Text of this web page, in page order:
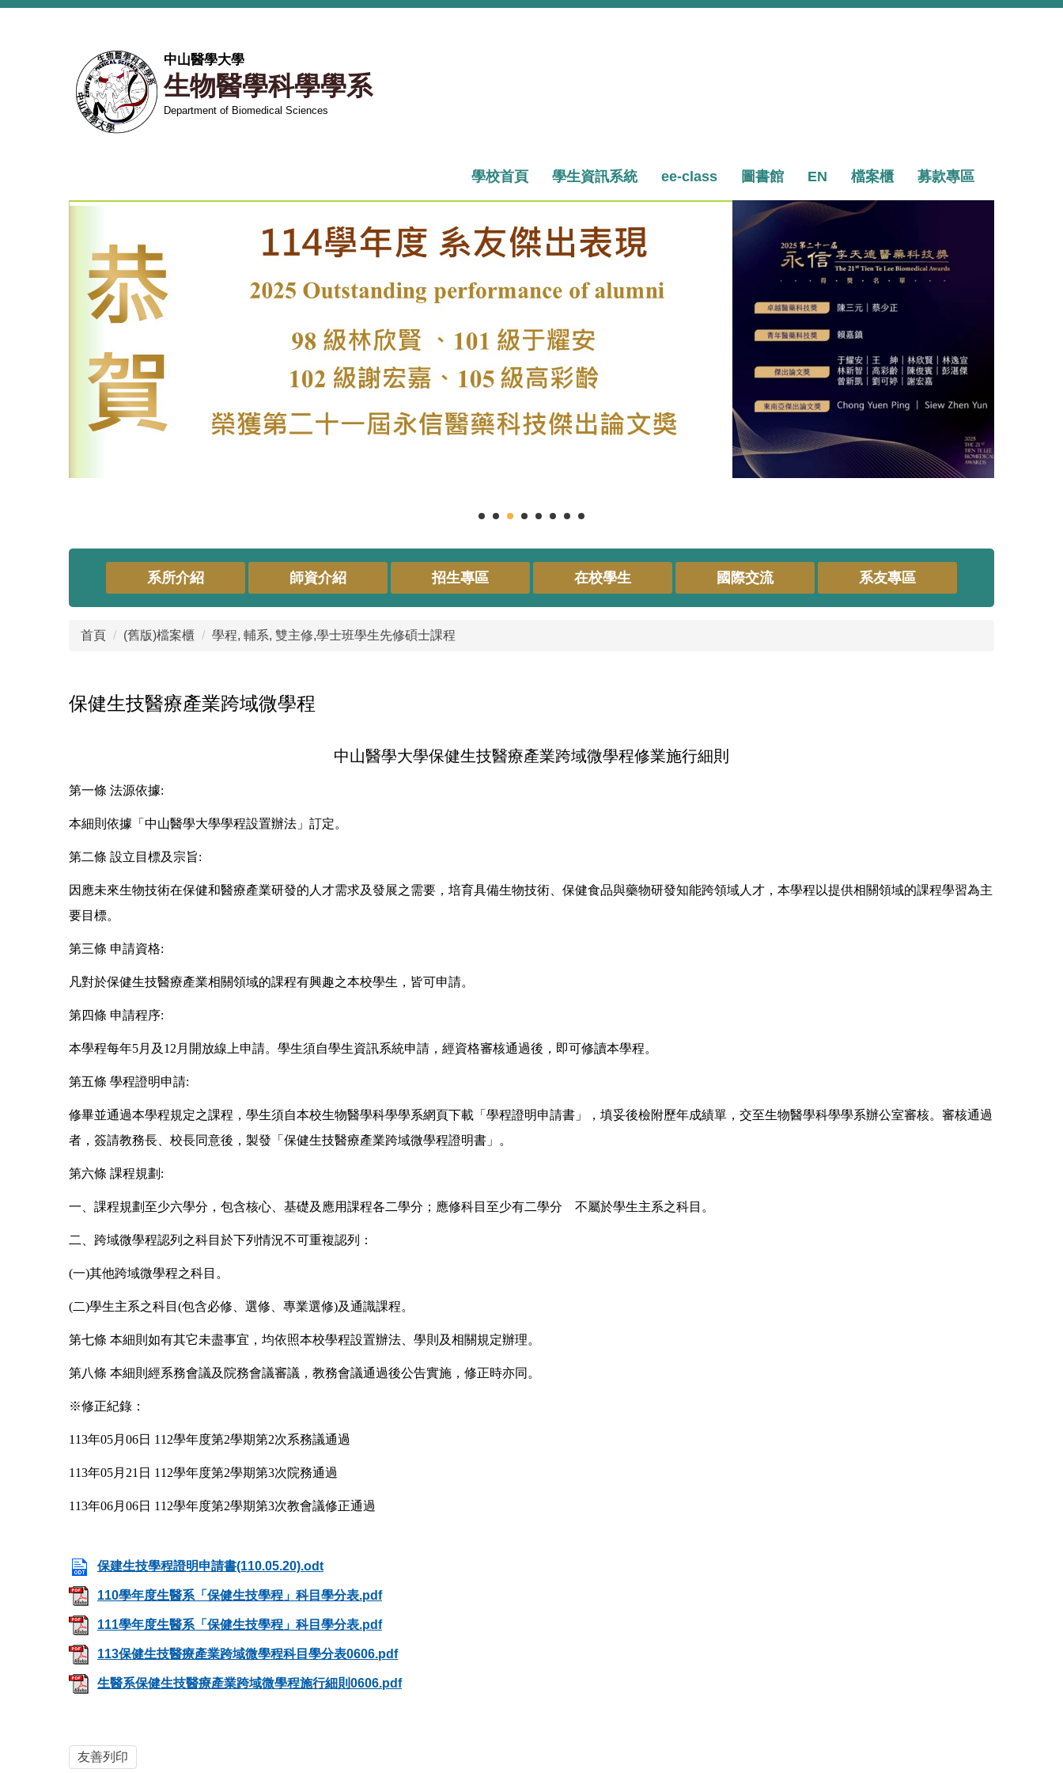
跳
中山醫學大學
生物醫學科學學系
Department of Biomedical Sciences
學校首頁 學生資訊系統 ee-class 圖書館 EN 檔案櫃 募款專區
系所介紹 師資介紹 招生專區 在校學生 國際交流 系友專區
首頁 (舊版)檔案櫃 學程, 輔系, 雙主修,學士班學生先修碩士課程
保健生技醫療產業跨域微學程
中山醫學大學保健生技醫療產業跨域微學程修業施行細則
第一條 法源依據:
本細則依據「中山醫學大學學程設置辦法」訂定。
第二條 設立目標及宗旨:
因應未來生物技術在保健和醫療產業研發的人才需求及發展之需要，培育具備生物技術、保健食品與藥物研發知能跨領域人才，本學程以提供相關領域的課程學習為主
要目標。
第三條 申請資格:
凡對於保健生技醫療產業相關領域的課程有興趣之本校學生，皆可申請。
第四條 申請程序:
本學程每年5月及12月開放線上申請。學生須自學生資訊系統申請，經資格審核通過後，即可修讀本學程。
第五條 學程證明申請:
修畢並通過本學程規定之課程，學生須自本校生物醫學科學學系網頁下載「學程證明申請書」，填妥後檢附歷年成績單，交至生物醫學科學學系辦公室審核。審核通過
者，簽請教務長、校長同意後，製發「保健生技醫療產業跨域微學程證明書」。
第六條 課程規劃:
一、課程規劃至少六學分，包含核心、基礎及應用課程各二學分；應修科目至少有二學分 不屬於學生主系之科目。
二、跨域微學程認列之科目於下列情況不可重複認列：
(一)其他跨域微學程之科目。
(二)學生主系之科目(包含必修、選修、專業選修)及通識課程。
第七條 本細則如有其它未盡事宜，均依照本校學程設置辦法、學則及相關規定辦理。
第八條 本細則經系務會議及院務會議審議，教務會議通過後公告實施，修正時亦同。
※修正紀錄：
113年05月06日 112學年度第2學期第2次系務議通過
113年05月21日 112學年度第2學期第3次院務通過
113年06月06日 112學年度第2學期第3次教會議修正通過
保建生技學程證明申請書(110.05.20).odt
110學年度生醫系「保健生技學程」科目學分表.pdf
111學年度生醫系「保健生技學程」科目學分表.pdf
113保健生技醫療產業跨域微學程科目學分表0606.pdf
生醫系保健生技醫療產業跨域微學程施行細則0606.pdf
友善列印